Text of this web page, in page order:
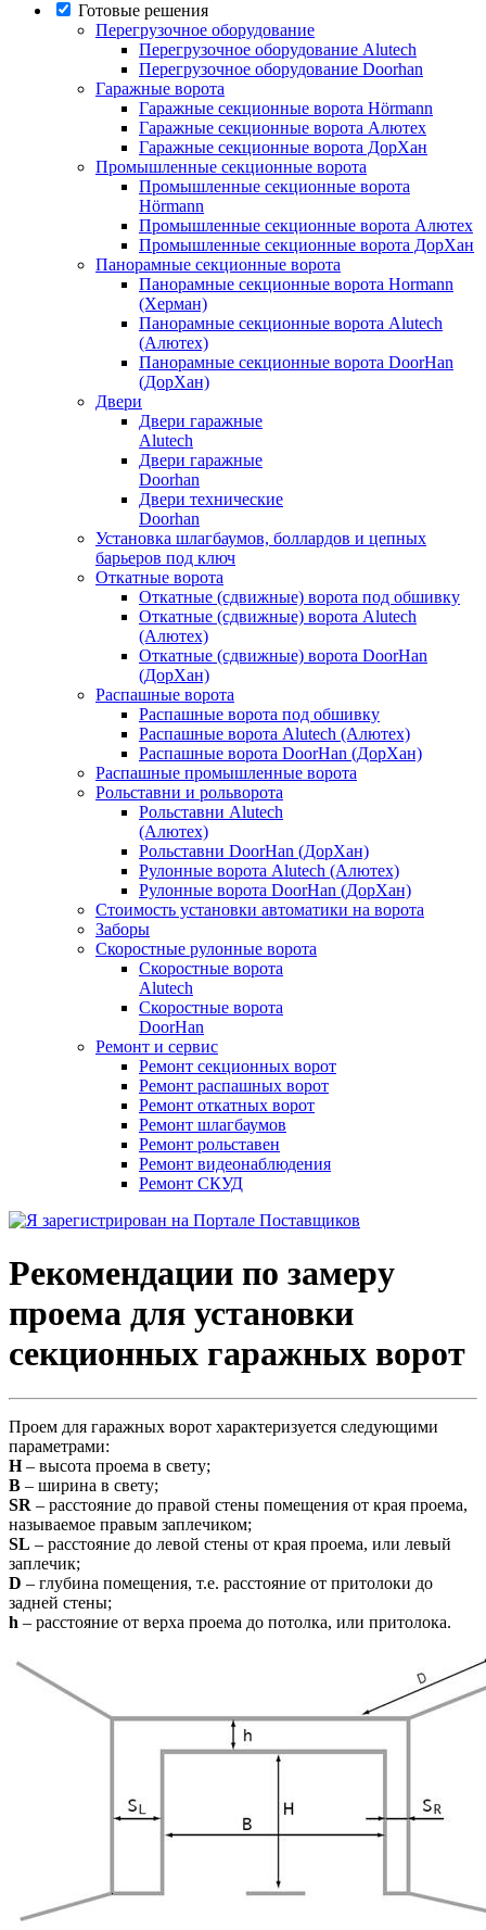
Готовые решения
Перегрузочное оборудование
Перегрузочное оборудование Alutech
Перегрузочное оборудование Doorhan
Гаражные ворота
Гаражные секционные ворота Hörmann
Гаражные секционные ворота Алютех
Гаражные секционные ворота ДорХан
Промышленные секционные ворота
Промышленные секционные ворота
Hörmann
Промышленные секционные ворота Алютех
Промышленные секционные ворота ДорХан
Панорамные секционные ворота
Панорамные секционные ворота Hormann
(Херман)
Панорамные секционные ворота Alutech
(Алютех)
Панорамные секционные ворота DoorHan
(ДорХан)
Двери
Двери гаражные
Alutech
Двери гаражные
Doorhan
Двери технические
Doorhan
Установка шлагбаумов, боллардов и цепных
барьеров под ключ
Откатные ворота
Откатные (сдвижные) ворота под обшивку
Откатные (сдвижные) ворота Alutech
(Алютех)
Откатные (сдвижные) ворота DoorHan
(ДорХан)
Распашные ворота
Распашные ворота под обшивку
Распашные ворота Alutech (Алютех)
Распашные ворота DoorHan (ДорХан)
Распашные промышленные ворота
Рольставни и рольворота
Рольставни Alutech
(Алютех)
Рольставни DoorHan (ДорХан)
Рулонные ворота Alutech (Алютех)
Рулонные ворота DoorHan (ДорХан)
Стоимость установки автоматики на ворота
Заборы
Скоростные рулонные ворота
Скоростные ворота
Alutech
Скоростные ворота
DoorHan
Ремонт и сервис
Ремонт секционных ворот
Ремонт распашных ворот
Ремонт откатных ворот
Ремонт шлагбаумов
Ремонт рольставен
Ремонт видеонаблюдения
Ремонт СКУД
Рекомендации по замеру
проема для установки
секционных гаражных ворот
Проем для гаражных ворот характеризуется следующими
параметрами:
H– высота проема в свету;
B – ширина в свету;
SR – расстояние до правой стены помещения от края проема,
называемое правым заплечиком;
SL – расстояние до левой стены от края проема, или левый
заплечик;
D – глубина помещения, т.е. расстояние от притолоки до
задней стены;
h – расстояние от верха проема до потолка, или притолока.